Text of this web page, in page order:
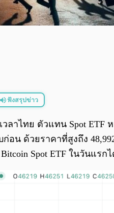
ฟังสรุปข่าว
าไทย ตัวแทน Spot ETF
อน ด้วยราคาที่สูงถึง
Spot ETF ในวันแรก